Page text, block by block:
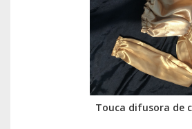
Touca difusora de